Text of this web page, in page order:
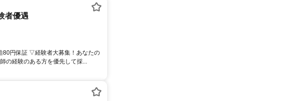
者優遇
80円保証 ▽経験者大募集！あなたの
の経験のある方を優先して採...